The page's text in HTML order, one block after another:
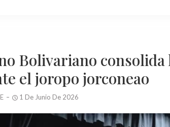
Bolivariano
el joropo jorconeao
1 De Junio De 2026